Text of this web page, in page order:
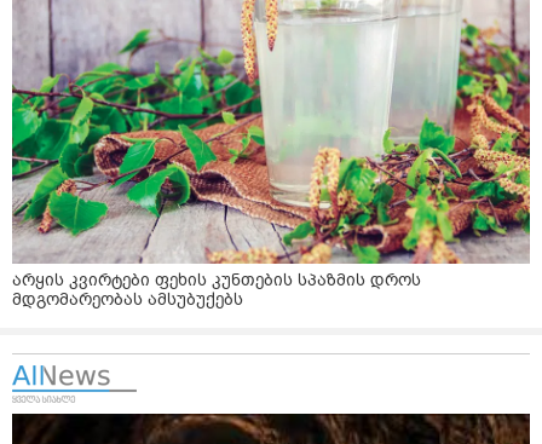
არყის კვირტები ფეხის კუნთების სპაზმის დროს
მდგომარეობას ამსუბუქებს